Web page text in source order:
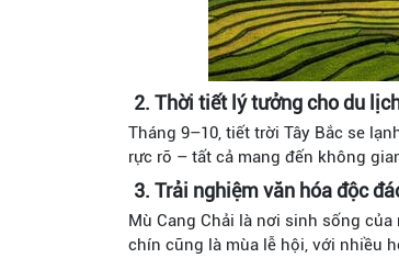
2. Thời tiết lý tưởng cho du
Tháng 9–10, tiết trời Tây Bắc se
rực rỡ – tất cả mang đến không
3. Trải nghiệm văn hóa độc
Mù Cang Chải là nơi sinh sống
chín cũng là mùa lễ hội, với nhiều